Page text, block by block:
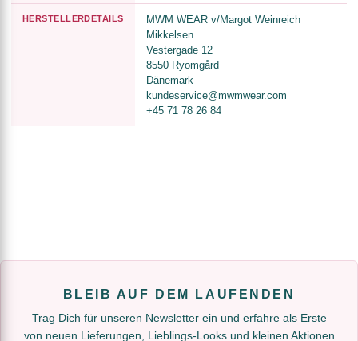
HERSTELLERDETAILS
MWM WEAR v/Margot Weinreich
Mikkelsen
Vestergade 12
8550 Ryomgård
Dänemark
kundeservice@mwmwear.com
+45 71 78 26 84
BLEIB AUF DEM LAUFENDEN
Trag Dich für unseren Newsletter ein und erfahre als Erste
von neuen Lieferungen, Lieblings-Looks und kleinen Aktionen